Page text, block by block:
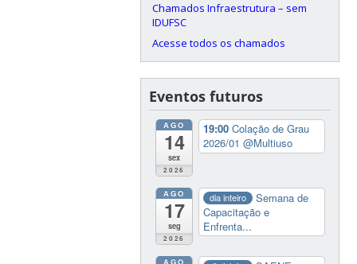
Chamados Infraestrutura – sem
IDUFSC
Acesse todos os chamados
Eventos futuros
AGO
14
sex
2026
19:00Colação de Grau
2026/01@Multiuso
AGO
17
seg
2026
dia inteiro
Semana de
Capacitação e
Enfrenta...